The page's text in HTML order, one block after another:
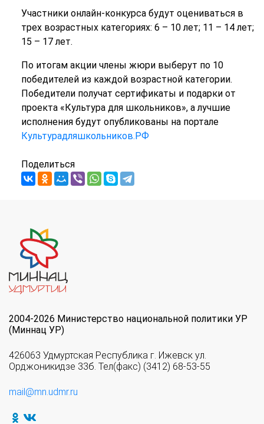
Участники онлайн-конкурса будут оцениваться в
трех возрастных категориях: 6 – 10 лет; 11 – 14 лет;
15 – 17 лет.
По итогам акции члены жюри выберут по 10
победителей из каждой возрастной категории.
Победители получат сертификаты и подарки от
проекта «Культура для школьников», а лучшие
исполнения будут опубликованы на портале
Культурадляшкольников.РФ
Поделиться
2004-2026 Министерство национальной политики УР
(Миннац УР)
426063 Удмуртская Республика г. Ижевск ул.
Орджоникидзе 33б. Тел(факс) (3412) 68-53-55
mail@mn.udmr.ru